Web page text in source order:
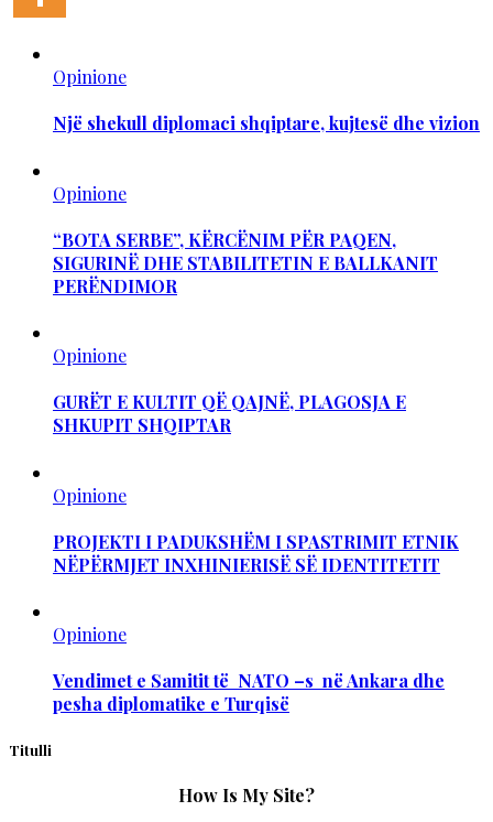
Opinione
Një shekull diplomaci shqiptare, kujtesë dhe vizion
Opinione
“BOTA SERBE”, KËRCËNIM PËR PAQEN,
SIGURINË DHE STABILITETIN E BALLKANIT
PERËNDIMOR
Opinione
GURËT E KULTIT QË QAJNË, PLAGOSJA E
SHKUPIT SHQIPTAR
Opinione
PROJEKTI I PADUKSHËM I SPASTRIMIT ETNIK
NËPËRMJET INXHINIERISË SË IDENTITETIT
Opinione
Vendimet e Samitit të NATO –s në Ankara dhe
pesha diplomatike e Turqisë
Titulli
How Is My Site?